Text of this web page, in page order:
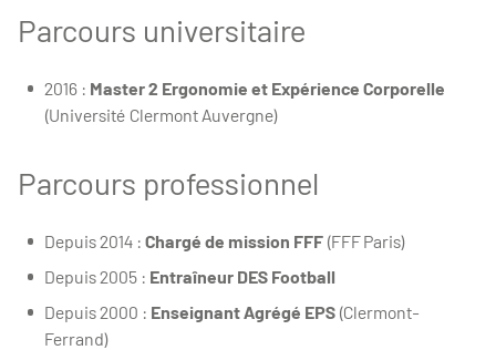
Parcours universitaire
2016 : Master 2 Ergonomie et Expérience Corporelle
(Université Clermont Auvergne)
Parcours professionnel
Depuis 2014 : Chargé de mission FFF (FFF Paris)
Depuis 2005 : Entraîneur DES Football
Depuis 2000 : Enseignant Agrégé EPS (Clermont-
Ferrand)